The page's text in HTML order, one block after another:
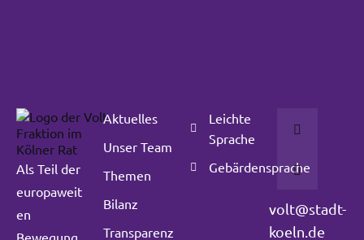
Als Teil der
europaweit
en
Bewegung
Aktuelles
Unser Team
Themen
Bilanz
Transparenz
Leichte
Sprache
Gebärdensprache
volt@stadt-
koeln.de